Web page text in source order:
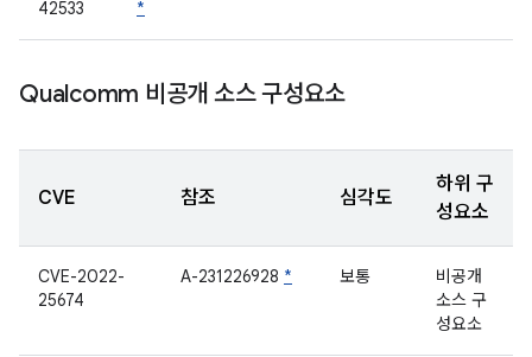
42533
*
Qualcomm 비공개 소스 구성요소
CVE 참조 심각도
하위 구
성요소
CVE-2022-
25674
A-231226928 * 보통
비공개
소스 구
성요소